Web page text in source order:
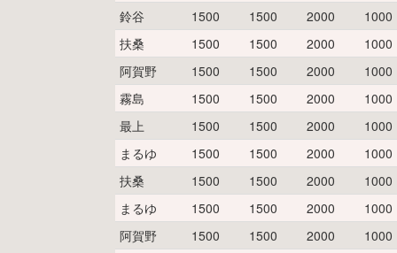
鈴谷
1500 1500 2000
1000
扶桑
1500 1500 2000
1000
阿賀野
1500 1500 2000
1000
霧島
1500 1500 2000
1000
最上
1500 1500 2000
1000
まるゆ
1500 1500 2000
1000
扶桑
1500 1500 2000
1000
まるゆ
1500 1500 2000
1000
阿賀野
1500 1500 2000
1000